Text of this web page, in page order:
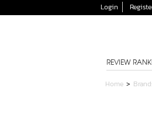
Login
REVIEW
Home >